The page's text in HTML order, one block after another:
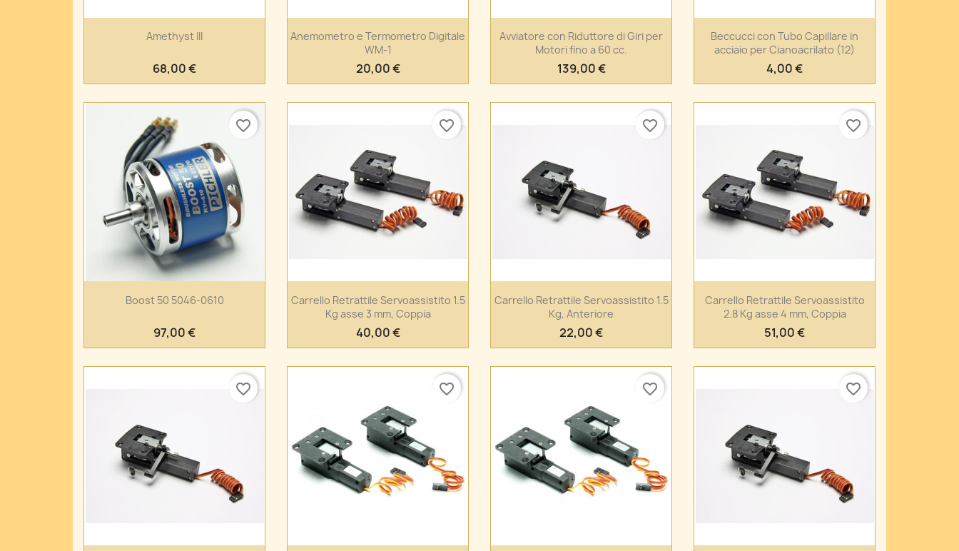
Anteprima
Amethyst III
68,00 €
Anteprima
Anemometro e Termometro Digitale
WM-1
20,00 €
Anteprima
Avviatore con Riduttore di Giri per
Motori fino a 60 cc.
139,00 €
Anteprima
Beccucci con Tubo Capillare in
acciaio per Cianoacrilato (12)
4,00 €
Anteprima
Boost 50 5046-0610
97,00 €
favorite_border
Anteprima
Carrello Retrattile Servoassistito 1.5
Kg asse 3 mm, Coppia
40,00 €
favorite_border
Anteprima
Carrello Retrattile Servoassistito 1.5
Kg, Anteriore
22,00 €
favorite_border
Anteprima
Carrello Retrattile Servoassistito
2.8 Kg asse 4 mm, Coppia
51,00 €
favorite_border
favorite_border favorite_border favorite_border favorite_border